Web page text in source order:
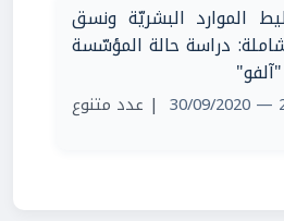
الموارد البشريّة ونسق
دراسة حالة المؤسّسة
| عدد متنوع